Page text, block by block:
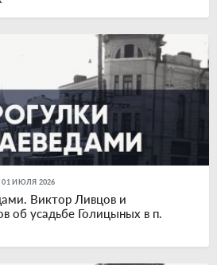
01 ИЮЛЯ 2026
Виктор Ливцов и
об усадьбе Голицыных в п.